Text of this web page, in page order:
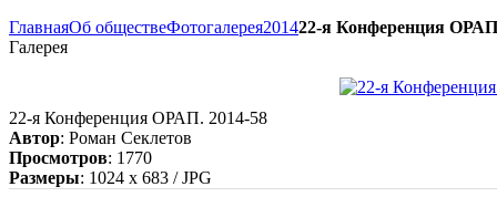
ГлавнаяОб обществеФотогалерея201422-я Конференция
Галерея
22-я Конференция ОРАП. 2014-58
Автор: Роман Секлетов
Просмотров: 1770
Размеры: 1024 x 683 / JPG